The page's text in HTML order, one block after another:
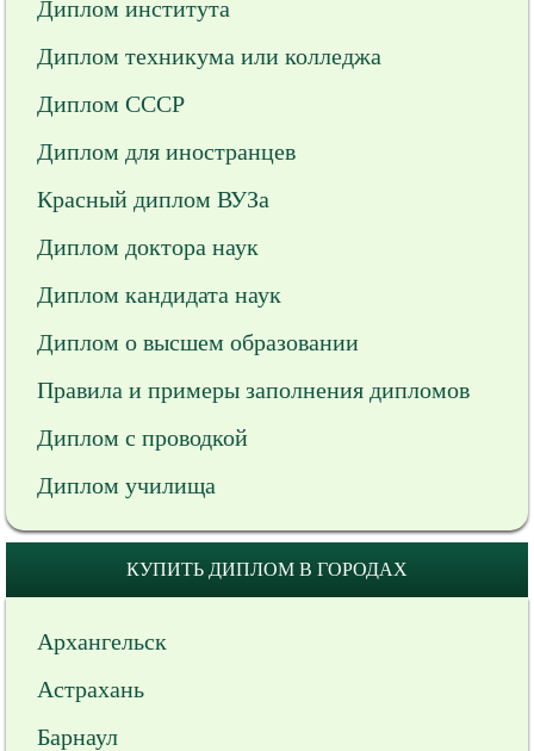
Диплом института
Диплом техникума или колледжа
Диплом СССР
Диплом для иностранцев
Красный диплом ВУЗа
Диплом доктора наук
Диплом кандидата наук
Диплом о высшем образовании
Правила и примеры заполнения дипломов
Диплом с проводкой
Диплом училища
КУПИТЬ ДИПЛОМ В ГОРОДАХ
Архангельск
Астрахань
Барнаул